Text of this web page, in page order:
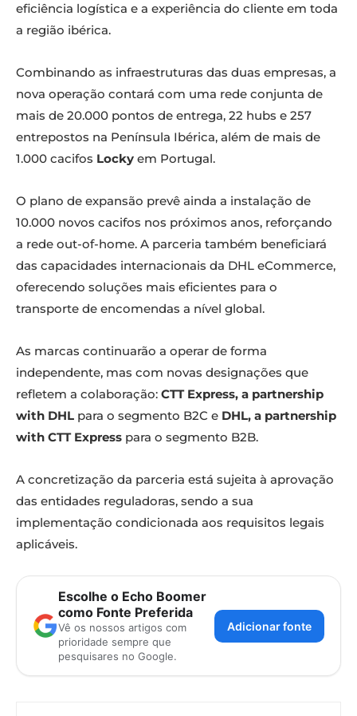
eficiência logística e a experiência do cliente em toda
a região ibérica.
Combinando as infraestruturas das duas empresas, a
nova operação contará com uma rede conjunta de
mais de 20.000 pontos de entrega, 22 hubs e 257
entrepostos na Península Ibérica, além de mais de
1.000 cacifos Locky em Portugal.
O plano de expansão prevê ainda a instalação de
10.000 novos cacifos nos próximos anos, reforçando
a rede out-of-home. A parceria também beneficiará
das capacidades internacionais da DHL eCommerce,
oferecendo soluções mais eficientes para o
transporte de encomendas a nível global.
As marcas continuarão a operar de forma
independente, mas com novas designações que
refletem a colaboração: CTT Express, a partnership
with DHL para o segmento B2C e DHL, a partnership
with CTT Express para o segmento B2B.
A concretização da parceria está sujeita à aprovação
das entidades reguladoras, sendo a sua
implementação condicionada aos requisitos legais
aplicáveis.
Escolhe o Echo Boomer
como Fonte Preferida
Vê os nossos artigos com
prioridade sempre que
pesquisares no Google.
Adicionar fonte